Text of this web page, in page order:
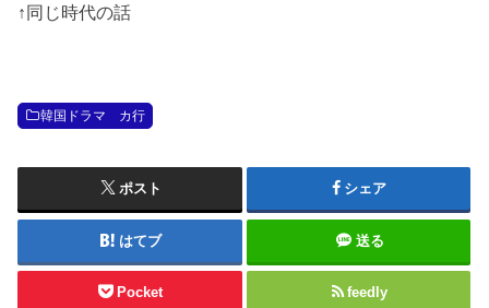
↑同じ時代の話
韓国ドラマ カ行
ポスト シェア
はてブ 送る
Pocket feedly